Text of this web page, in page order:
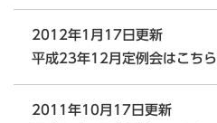
2012年1月17日更新
平成23年12月定例会はこちら
2011年10月17日更新